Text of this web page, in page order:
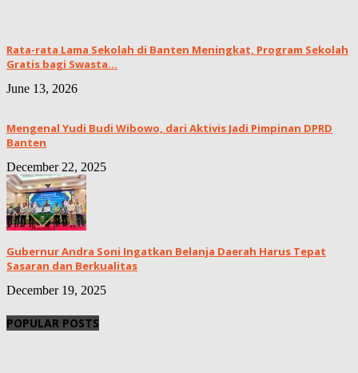
Rata-rata Lama Sekolah di Banten Meningkat, ‎Program Sekolah
Gratis bagi Swasta...
June 13, 2026
Mengenal Yudi Budi Wibowo, dari Aktivis Jadi Pimpinan DPRD
Banten
December 22, 2025
Gubernur Andra Soni Ingatkan Belanja Daerah Harus Tepat
Sasaran dan Berkualitas
December 19, 2025
POPULAR POSTS